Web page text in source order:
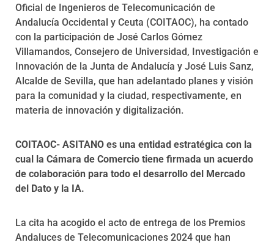
Oficial de Ingenieros de Telecomunicación de
Andalucía Occidental y Ceuta (COITAOC), ha contado
con la participación de José Carlos Gómez
Villamandos, Consejero de Universidad, Investigación e
Innovación de la Junta de Andalucía y José Luis Sanz,
Alcalde de Sevilla, que han adelantado planes y visión
para la comunidad y la ciudad, respectivamente, en
materia de innovación y digitalización.
COITAOC- ASITANO es una entidad estratégica con la
cual la Cámara de Comercio tiene firmada un acuerdo
de colaboración para todo el desarrollo del Mercado
del Dato y la IA.
La cita ha acogido el acto de entrega de los Premios
Andaluces de Telecomunicaciones 2024 que han